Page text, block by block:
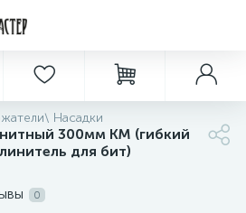
Насадки
300мм КМ (гибкий
для бит)
0